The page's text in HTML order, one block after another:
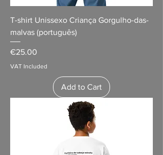
T-shirt Unissexo Criança Gorgulho-das-
malvas (português)
Price
€25.00
VAT Included
Add to Cart